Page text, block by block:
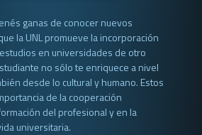
ganas de conocer nuevos
la UNL promueve la incorporación
en universidades de otro
no sólo te enriquece a nivel
desde lo cultural y humano. Estos
de la cooperación
del profesional y en la
universitaria.